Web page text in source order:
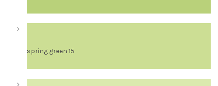
spring green 15